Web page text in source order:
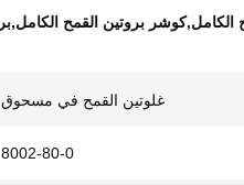
غلوتين القمح في مسحوق
8002-80-0